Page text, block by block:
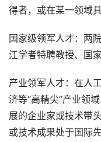
得者，或在某一领域
国家级领军人才：两
江学者特聘教授、国
产业领军人才：在人
济等“高精尖”产业领
展的企业家或技术带
或技术成果处于国际先